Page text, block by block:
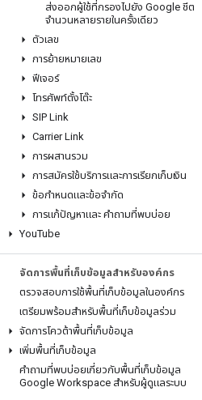
ส่งออกผู้ใช้ที่กรองไปยัง Google ชีต
จำนวนหลายรายในครั้งเดียว
ตัวเลข
การย้ายหมายเลข
ฟีเจอร์
โทรศัพท์ตั้งโต๊ะ
SIP Link
Carrier Link
การผสานรวม
การสมัครใช้บริการและการเรียกเก็บเงิน
ข้อกำหนดและข้อจำกัด
การแก้ปัญหาและ คำถามที่พบบ่อย
YouTube
จัดการพื้นที่เก็บข้อมูลสำหรับองค์กร
ตรวจสอบการใช้พื้นที่เก็บข้อมูลในองค์กร
เตรียมพร้อมสำหรับพื้นที่เก็บข้อมูลร่วม
จัดการโควต้าพื้นที่เก็บข้อมูล
เพิ่มพื้นที่เก็บข้อมูล
คำถามที่พบบ่อยเกี่ยวกับพื้นที่เก็บข้อมูล
Google Workspace สำหรับผู้ดูแลระบบ